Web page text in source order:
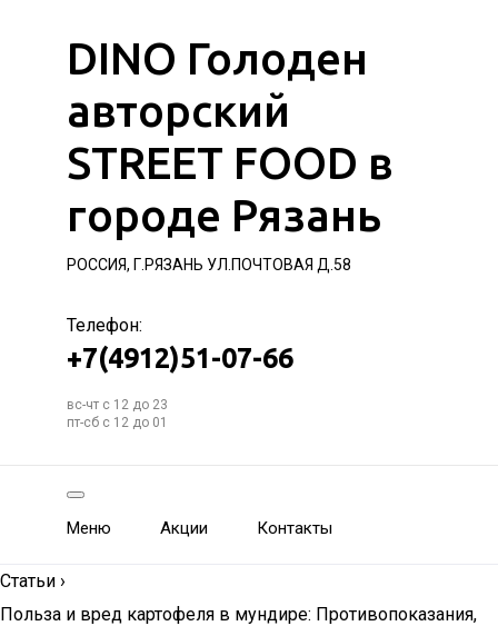
DINO Голоден
авторский
STREET FOOD в
городе Рязань
РОССИЯ, Г.РЯЗАНЬ УЛ.ПОЧТОВАЯ Д.58
Телефон:
+7(4912)51-07-66
вс-чт с 12 до 23
пт-сб с 12 до 01
Меню Акции Контакты
Статьи ›
Польза и вред картофеля в мундире: Противопоказания,